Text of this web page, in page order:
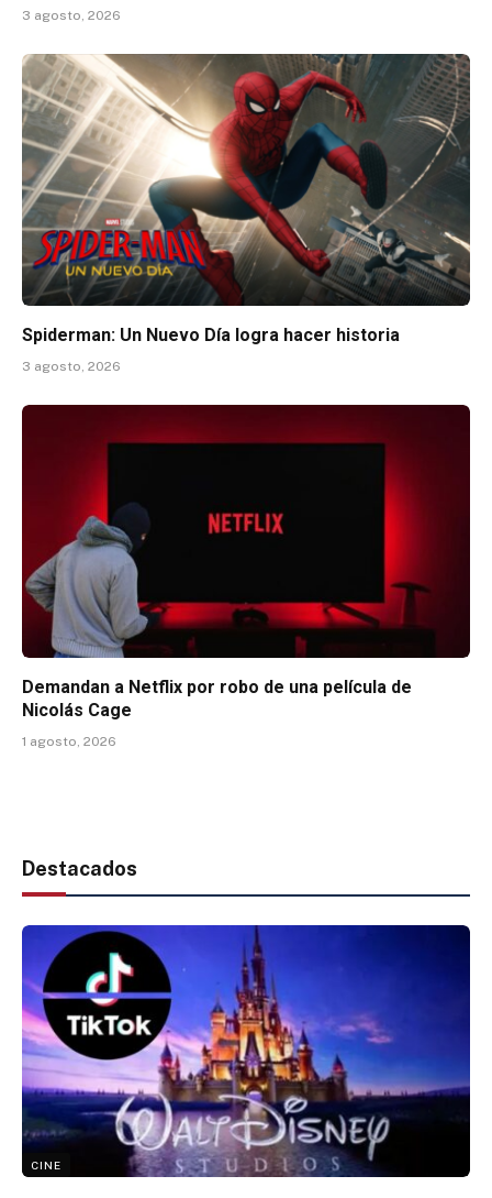
3 agosto, 2026
Spiderman: Un Nuevo Día logra hacer historia
3 agosto, 2026
Demandan a Netflix por robo de una película de
Nicolás Cage
1 agosto, 2026
Destacados
CINE